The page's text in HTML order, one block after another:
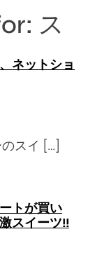
ス
ネットショ
スイ […]
トが買い
スイーツ!!